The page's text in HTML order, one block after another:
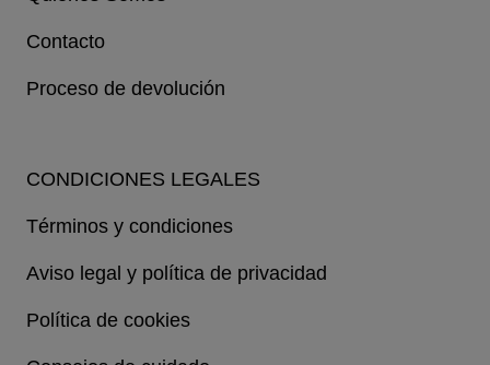
Contacto
Proceso de devolución
CONDICIONES LEGALES
Términos y condiciones
Aviso legal y política de privacidad
Política de cookies